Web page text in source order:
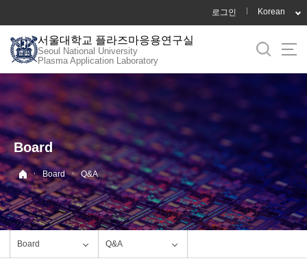
로
메
뉴
로그인 Korean
서울대학교 플라즈마응용연구실
Seoul National University
Plasma Application Laboratory
Board
· Board · Q&A
Board Q&A